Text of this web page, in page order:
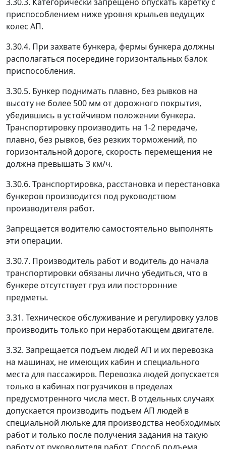
приспособлением ниже уровня крыльев ведущих
колес АП.
3.30.4. При захвате бункера, фермы бункера должны
располагаться посередине горизонтальных балок
приспособления.
3.30.5. Бункер поднимать плавно, без рывков на
высоту не более 500 мм от дорожного покрытия,
убедившись в устойчивом положении бункера.
Транспортировку производить на 1-2 передаче,
плавно, без рывков, без резких торможений, по
горизонтальной дороге, скорость перемещения не
должна превышать 3 км/ч.
3.30.6. Транспортировка, расстановка и перестановка
бункеров производится под руководством
производителя работ.
Запрещается водителю самостоятельно выполнять
эти операции.
3.30.7. Производитель работ и водитель до начала
транспортировки обязаны лично убедиться, что в
бункере отсутствует груз или посторонние
предметы.
3.31. Техническое обслуживание и регулировку узлов
производить только при неработающем двигателе.
3.32. Запрещается подъем людей АП и их перевозка
на машинах, не имеющих кабин и специального
места для пассажиров. Перевозка людей допускается
только в кабинах погрузчиков в пределах
предусмотренного числа мест. В отдельных случаях
допускается производить подъем АП людей в
специальной люльке для производства необходимых
работ и только после получения задания на такую